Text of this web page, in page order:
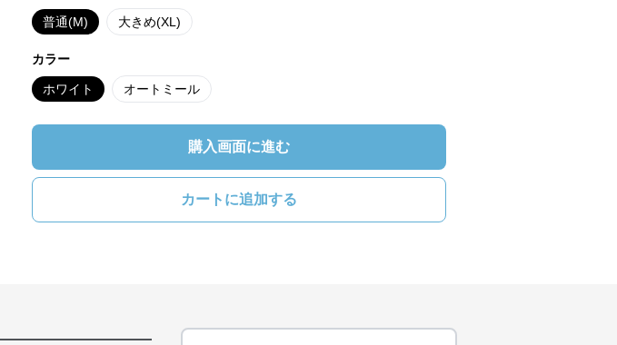
普通(M) 大きめ(XL)
カラー
ホワイト オートミール
購入画面に進む
カートに追加する